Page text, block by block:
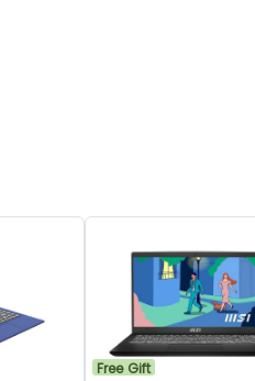
Free Gift